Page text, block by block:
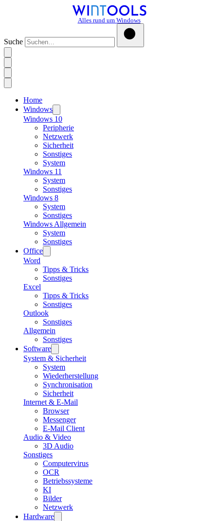
Alles rund um Windows
Suche
Home
Windows
Windows 10
Peripherie
Netzwerk
Sicherheit
Sonstiges
System
Windows 11
System
Sonstiges
Windows 8
System
Sonstiges
Windows Allgemein
System
Sonstiges
Office
Word
Tipps & Tricks
Sonstiges
Excel
Tipps & Tricks
Sonstiges
Outlook
Sonstiges
Allgemein
Sonstiges
Software
System & Sicherheit
System
Wiederherstellung
Synchronisation
Sicherheit
Internet & E-Mail
Browser
Messenger
E-Mail Client
Audio & Video
3D Audio
Sonstiges
Computervirus
OCR
Betriebssysteme
KI
Bilder
Netzwerk
Hardware